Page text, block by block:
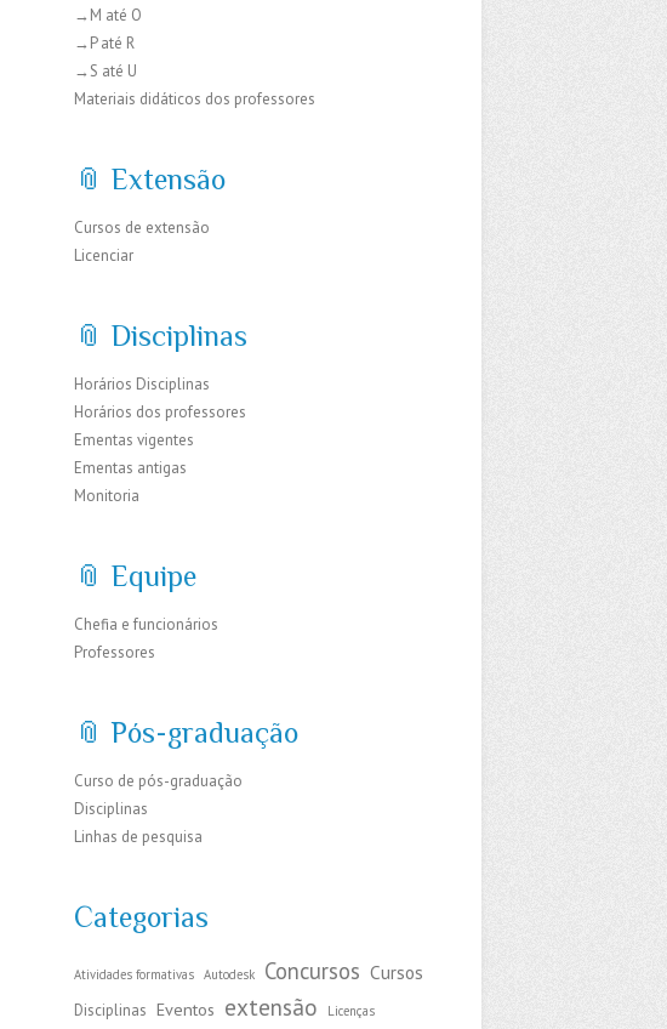
→M até O
→P até R
→S até U
Materiais didáticos dos professores
📎 Extensão
Cursos de extensão
Licenciar
📎 Disciplinas
Horários Disciplinas
Horários dos professores
Ementas vigentes
Ementas antigas
Monitoria
📎 Equipe
Chefia e funcionários
Professores
📎 Pós-graduação
Curso de pós-graduação
Disciplinas
Linhas de pesquisa
Categorias
Atividades formativas Autodesk Concursos Cursos
Disciplinas Eventos extensão Licenças